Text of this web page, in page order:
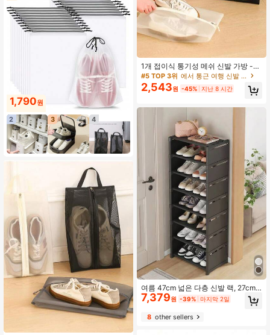
1,790원
2 3 4
1개 접이식 통기성 메쉬 신발 가방 -
투명 디자인, 내구성 있는 폴리에스터
대용량 신발 수납 가방, 헬스장, 여행,
해변 및 화장품 & 세면도구 수납용 -
휴대용 여행 신발 정리함
#5 TOP 3위 에서 통근 여행 신발 정리함
2,543원 -45% 지난 8 시간
여름 47cm 넓은 다층 신발 랙, 27cm
단일 행 신발 선반, 자유롭게 결합 & 높
이 조절 가능, 스택형 공간 절약형 정
리대 현관 기숙사 가정용
7,379원 -39% 마지막 2일
8other sellers